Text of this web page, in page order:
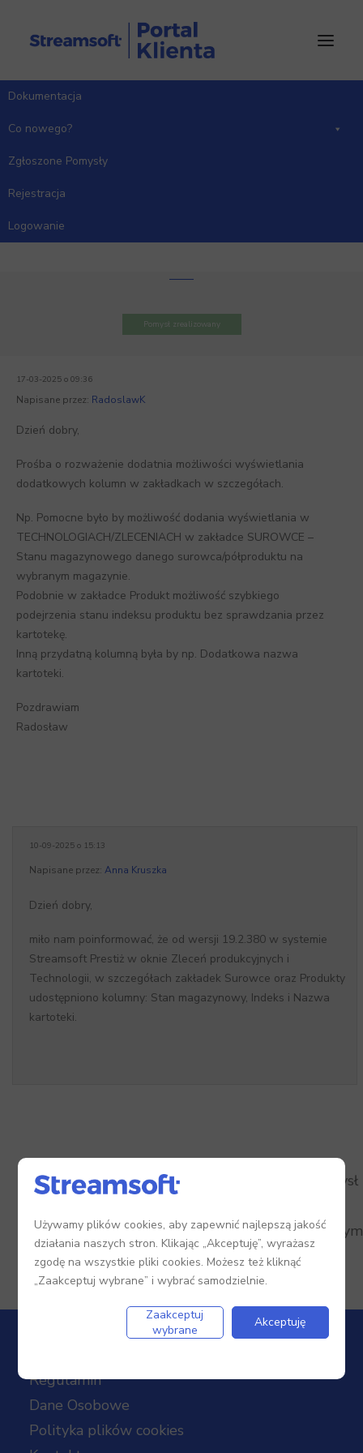
Dokumentacja
Co nowego?
Zgłoszone Pomysły
Rejestracja
Logowanie
Wyświetlanie kolumn –
Pomysł zrealizowany
17-03-2025 o 09:36
Napisane przez: RadoslawK
Dzień dobry,
Prośba o rozważenie dodatnia możliwości wyświetlania
dodatkowych kolumn w zakładkach w szczegółach.
Np. Pomocne było by możliwość dodania wyświetlania w
TECHNOLOGIACH/ZLECENIACH w zakładce SUROWCE –
Stanu magazynowego danego surowca/półproduktu na
wybranym magazynie.
Podobnie w zakładce Produkt możliwość szybkiego
podejrzenia stanu indeksu produktu bez sprawdzania przez
kartotekę.
Inną przydatną kolumną była by np. Dodatkowa nazwa
kartoteki.
Pozdrawiam
Radosław
10-09-2025 o 15:13
Napisane przez: Anna Kruszka
Dzień dobry,
miło nam poinformować, że od wersji 19.2.380 w systemie
Streamsoft Prestiż w oknie Zleceń produkcyjnych i
Technologii, w szczegółach zakładek Surowce oraz Produkty
udostępniono kolumny: Stan magazynowy, Indeks i Nazwa
kartoteki.
Zamknęliśmy temat, ponieważ ten pomysł
Nie możesz już dodawać komentarzy w tym
wątku.
Regulamin
Dane Osobowe
Polityka plików cookies
Używamy plików cookies, aby zapewnić najlepszą jakość
działania naszych stron. Klikając „Akceptuję”, wyrażasz
zgodę na wszystkie pliki cookies. Możesz też kliknąć
„Zaakceptuj wybrane” i wybrać samodzielnie.
Zaakceptuj
wybrane
Akceptuję